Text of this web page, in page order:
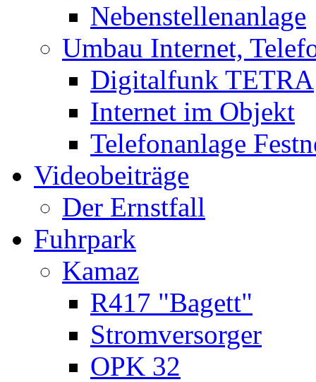
Nebenstellenanlage
Umbau Internet,
Digitalfunk TETRA
Internet im Objekt
Telefonanlage
Videobeiträge
Der Ernstfall
Fuhrpark
Kamaz
R417 "Bagett"
Stromversorger
OPK 32